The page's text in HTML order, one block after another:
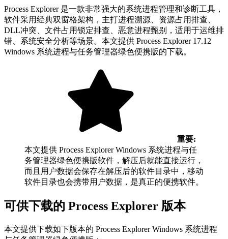
Process Explorer 是一款非常强大的系统进程管理和诊断工具，
软件采用经典双窗格架构，主打进程溯源、资源占用排查、
DLL冲突、文件占用锁定排查、恶意进程甄别，适用于运维排
错、系统安全分析等场景。本文提供 Process Explorer 17.12
Windows 系统进程与任务管理器绿色便携版的下载。
重要:
本文提供 Process Explorer Windows 系统进程与任
务管理器绿色便携版软件，解压后就能直接运行，
而且用户数据会保存在解压后的软件目录中，移动
软件目录也会携带用户数据，是真正的便携软件。
可供下载的 Process Explorer 版本
本文提供下载如下版本的 Process Explorer Windows 系统进程